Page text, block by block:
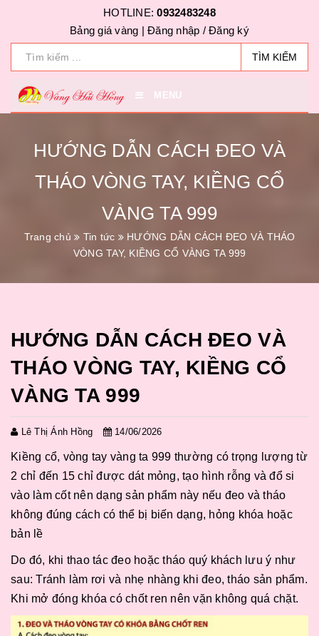
HOTLINE:0932483248
Bảng giá vàng | Đăng nhập / Đăng ký
TÌM KIẾM
MENU
HƯỚNG DẪN CÁCH ĐEO VÀ
THÁO VÒNG TAY, KIỀNG CỔ
VÀNG TA 999
Trang chủ Tin tức
HƯỚNG DẪN CÁCH ĐEO VÀ THÁO
VÒNG TAY, KIỀNG CỔ VÀNG TA 999
HƯỚNG DẪN CÁCH ĐEO VÀ
THÁO VÒNG TAY, KIỀNG CỔ
VÀNG TA 999
Lê Thị Ánh Hồng 14/06/2026
Kiềng cổ, vòng tay vàng ta 999 thường có trọng lượng từ
2 chỉ đến 15 chỉ được dát mỏng, tạo hình rỗng và đổ si
vào làm cốt nên dạng sản phẩm này nếu đeo và tháo
không đúng cách có thể bị biến dạng, hỏng khóa hoặc
bản lề
Do đó, khi thao tác đeo hoặc tháo quý khách lưu ý như
sau: Tránh làm rơi và nhẹ nhàng khi đeo, tháo sản phẩm.
Khi mở đóng khóa có chốt ren nên vặn không quá chặt.